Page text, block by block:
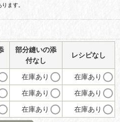
ます。
部分縫いの添
付なし
レシピなし
在庫あり
在庫あり
在庫あり
在庫あり
在庫あり 在庫あり